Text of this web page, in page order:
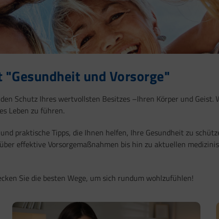
und Vorsorge"
Schutz Ihres wertvollsten Besitzes –Ihren Körper und
Leben zu führen.
praktische Tipps, die Ihnen helfen, Ihre Gesundheit zu
effektive Vorsorgemaßnahmen bis hin zu aktuellen
Sie die besten Wege, um sich rundum wohlzufühlen!